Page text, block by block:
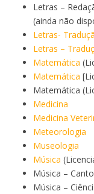
Letras –
(ainda não
Letras-
Letras –
Matemática
Matemática
Matemática
Medicina
Medicina
Meteorologia
Museologia
Música
Música –
Música –